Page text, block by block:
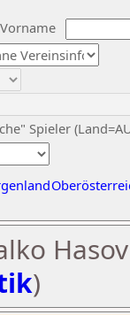
Vorname
Spieler
)